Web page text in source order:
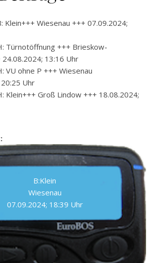
Klein+++ Wiesenau +++ 07.09.2024;
Türnotöffnung +++ Brieskow-
24.08.2024; 13:16 Uhr
VU ohne P +++ Wiesenau
Uhr
Klein+++ Groß Lindow +++ 18.08.2024;
B:Klein
Wiesenau
07.09.2024; 18:39 Uhr